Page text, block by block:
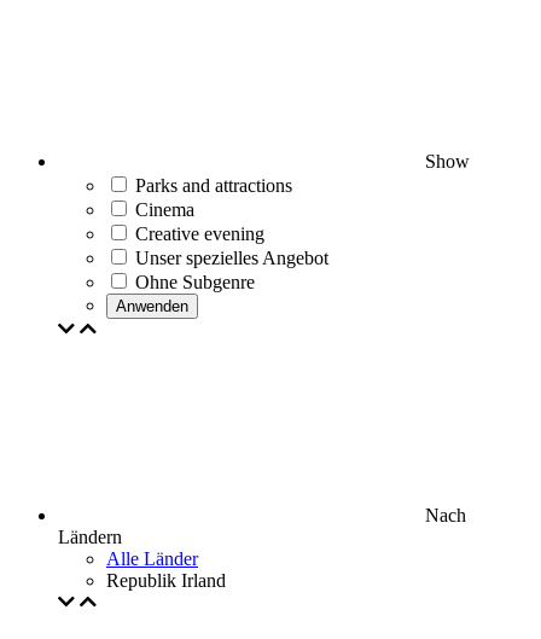
Show
Parks and attractions
Cinema
Creative evening
Unser spezielles Angebot
Ohne Subgenre
Anwenden
Nach
Ländern
Alle Länder
Republik Irland